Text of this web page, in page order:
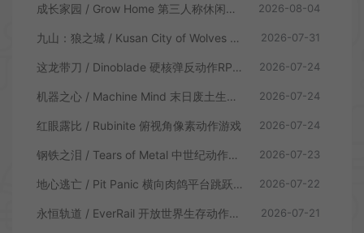
成长家园 / Grow Home 第三人称休闲动作游戏 2026-08-04
九山：狼之城 / Kusan City of Wolves 硬核俯视角动作游戏 2026-07-31
这龙带刀 / Dinoblade 硬核弹反动作RPG游戏 2026-07-24
机器之心 / Machine Mind 末日废土生存动作游戏 2026-07-24
红眼露比 / Rubinite 俯视角像素动作游戏 2026-07-24
钢铁之泪 / Tears of Metal 中世纪动作肉鸽游戏 2026-07-23
地心逃亡 / Pit Panic 横向肉鸽平台跳跃游戏 2026-07-22
永恒轨道 / EverRail 开放世界生存动作游戏 2026-07-21